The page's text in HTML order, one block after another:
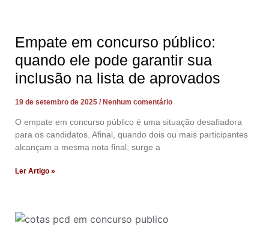
Empate em concurso público:
quando ele pode garantir sua
inclusão na lista de aprovados
19 de setembro de 2025 Nenhum comentário
O empate em concurso público é uma situação desafiadora
para os candidatos. Afinal, quando dois ou mais participantes
alcançam a mesma nota final, surge a
Ler Artigo »